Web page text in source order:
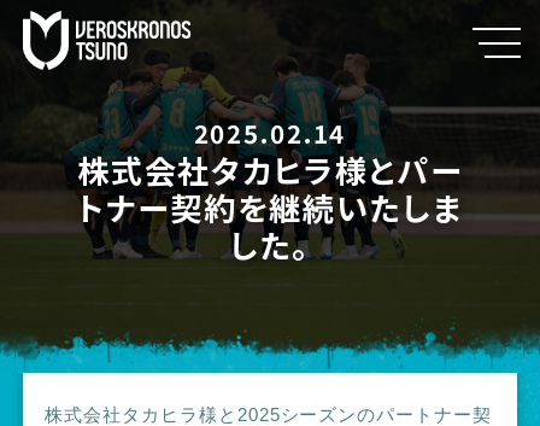
2025.02.14
株式会社タカヒラ様とパー
トナー契約を継続いたしま
した。
株式会社タカヒラ様と2025シーズンのパートナー契